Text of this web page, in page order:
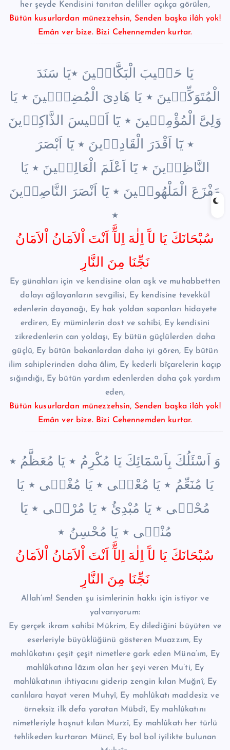
her şeyde Kendisini tanıtan deliller açıkça görülen,
Bütün kusurlardan münezzehsin, Senden başka ilâh yok!
Emân ver bize. Bizi Cehennemden kurtar.
يَا حَب۪يبَ الْبَكَّٓائ۪ينَ ٭يَا سَنَدَ
الْمُتَوَكِّل۪ينَ ٭ يَا هَادِىَ الْمُضِلّ۪ينَ ٭ يَا
وَلِىَّ الْمُؤْمِن۪ينَ ٭ يَٓا اَن۪يسَ الذَّاكِر۪ينَ
٭ يَٓا اَقْدَرَ الْقَادِر۪ينَ ٭ يَٓا اَبْصَرَ
النَّاظِر۪ينَ ٭ يَٓا اَعْلَمَ الْعَالِم۪ينَ ٭ يَا
مَفْزَعَ الْمَلْهُوف۪ينَ ٭ يَٓا اَنْصَرَ النَّاصِر۪ينَ
٭
سُبْحَانَكَ يَا لآَ اِلٰهَ اِلآَّ اَنْتَ اْلاَمَانُ اْلاَمَانُ
نَجِّنَا مِنَ النَّارِ
Ey günahları için ve kendisine olan aşk ve muhabbetten
dolayı ağlayanların sevgilisi, Ey kendisine tevekkül
edenlerin dayanağı, Ey hak yoldan sapanları hidayete
erdiren, Ey müminlerin dost ve sahibi, Ey kendisini
zikredenlerin can yoldaşı, Ey bütün güçlülerden daha
güçlü, Ey bütün bakanlardan daha iyi gören, Ey bütün
ilim sahiplerinden daha âlim, Ey kederli bîçarelerin kaçıp
sığındığı, Ey bütün yardım edenlerden daha çok yardım
eden,
Bütün kusurlardan münezzehsin, Senden başka ilâh yok!
Emân ver bize. Bizi Cehennemden kurtar.
وَ اَسْئَلُكَ بِاَسْمَٓائِكَ يَا مُكْرِمُ ٭ يَا مُعَظَّمُ ٭
يَا مُنَعِّمُ ٭ يَا مُعْط۪ى ٭ يَا مُغْن۪ى ٭ يَا
مُحْي۪ى ٭ يَا مُبْدِىُٔ ٭ يَا مُرْض۪ى ٭ يَا
مُنْج۪ى ٭ يَا مُحْسِنُ ٭
سُبْحَانَكَ يَا لآَ اِلٰهَ اِلآَّ اَنْتَ اْلاَمَانُ اْلاَمَانُ
نَجِّنَا مِنَ النَّارِ
Allah’ım! Senden şu isimlerinin hakkı için istiyor ve
yalvarıyorum:
Ey gerçek ikram sahibi Mükrim, Ey dilediğini büyüten ve
eserleriyle büyüklüğünü gösteren Muazzım, Ey
mahlûkatını çeşit çeşit nimetlere gark eden Müna’ım, Ey
mahlûkatına lâzım olan her şeyi veren Mu’ti, Ey
mahlûkatının ihtiyacını giderip zengin kılan Muğnî, Ey
canlılara hayat veren Muhyî, Ey mahlûkatı maddesiz ve
örneksiz ilk defa yaratan Mübdî, Ey mahlûkatını
nimetleriyle hoşnut kılan Murzî, Ey mahlûkatı her türlü
tehlikeden kurtaran Müncî, Ey bol bol iyilikte bulunan